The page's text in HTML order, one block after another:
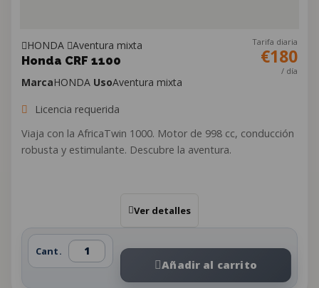
HONDA
Aventura mixta
Honda CRF 1100
Tarifa diaria
€180
/ día
MarcaHONDA UsoAventura mixta
Licencia requerida
Viaja con la AfricaTwin 1000. Motor de 998 cc, conducción
robusta y estimulante. Descubre la aventura.
Ver detalles
Cant.
Añadir al carrito